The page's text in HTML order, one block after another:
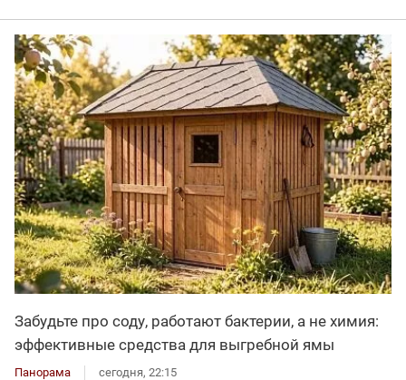
Забудьте про соду, работают бактерии, а не химия:
эффективные средства для выгребной ямы
Панорама сегодня, 22:15